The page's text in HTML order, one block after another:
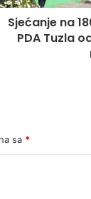
Sjećanje na
PDA Tuzla
sa *